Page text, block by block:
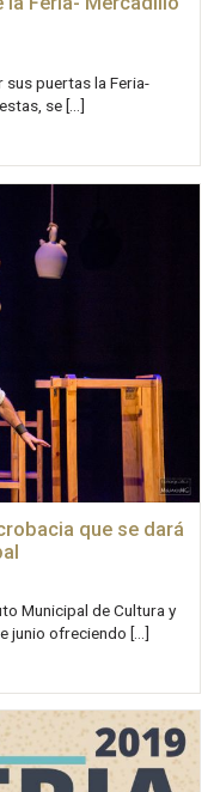
puertas la Feria-
se […]
que se dará
Municipal de Cultura y
junio ofreciendo […]